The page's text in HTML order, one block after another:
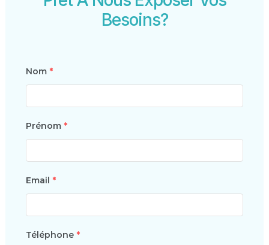
Besoins?
Nom *
Prénom *
Email *
Téléphone *